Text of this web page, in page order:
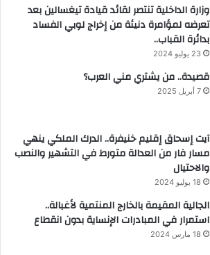
وزارة الداخلية تنتصر لقائد قيادة تيغسالين بعد
تعرضه لمؤامرة دنيئة من إخراج لوبي الفساد
بدائرة القباب..
23 يوليو 2024
قصيدة.. من يشتري مني العرب؟
7 أبريل 2025
آيت إسحاق إقليم خنيفرة.. الدرك الملكي ينهي
مسار فار من العدالة متورط في التشهير والنصب
والاحتيال
18 يوليو 2024
الجالية المقيمة بالخارج المنتمية لأغبالة..
استمرار في المبادرات الإنساية بدون انقطاع
18 مارس 2024